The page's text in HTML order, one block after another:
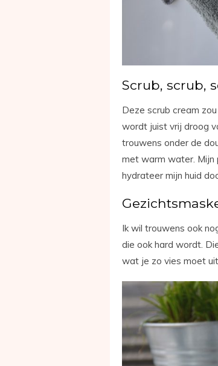
Scrub, scrub,
Deze scrub cream
wordt juist vrij droog
trouwens onder de
met warm water. Mijn
hydrateer mijn huid
Ik wil trouwens ook
die ook hard wordt.
wat je zo vies moet